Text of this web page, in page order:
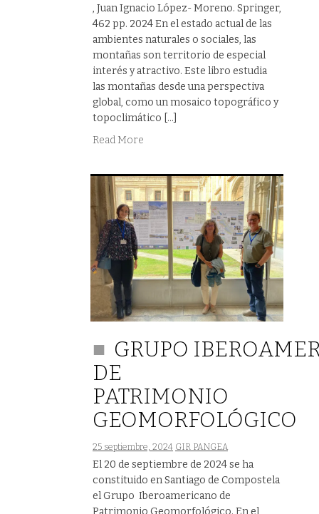
, Juan Ignacio López- Moreno. Springer,
462 pp. 2024 En el estado actual de las
ambientes naturales o sociales, las
montañas son territorio de especial
interés y atractivo. Este libro estudia
las montañas desde una perspectiva
global, como un mosaico topográfico y
topoclimático […]
Read More
GRUPO
DE
PATRIMONIO
GEOMORFOLÓGICO
25 septiembre, 2024 GIR PANGEA
El 20 de septiembre de 2024 se ha
constituido en Santiago de Compostela
el Grupo Iberoamericano de
Patrimonio Geomorfológico. En el